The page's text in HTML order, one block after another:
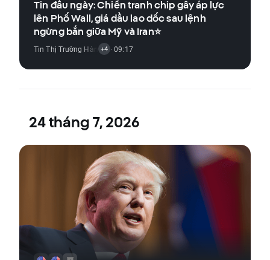
Tin đầu ngày: Chiến tranh chip gây áp lực
lên Phố Wall, giá dầu lao dốc sau lệnh
ngừng bắn giữa Mỹ và Iran⭐
Tin Thị Trường Hàng Hóa,Tin Thị Trường Chỉ Số
+4 · 09:17
24 tháng 7, 2026